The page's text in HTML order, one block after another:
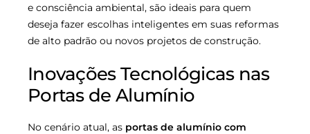
e consciência ambiental, são ideais para quem
deseja fazer escolhas inteligentes em suas reformas
de alto padrão ou novos projetos de construção.
Inovações Tecnológicas nas
Portas de Alumínio
No cenário atual, as portas de alumínio com